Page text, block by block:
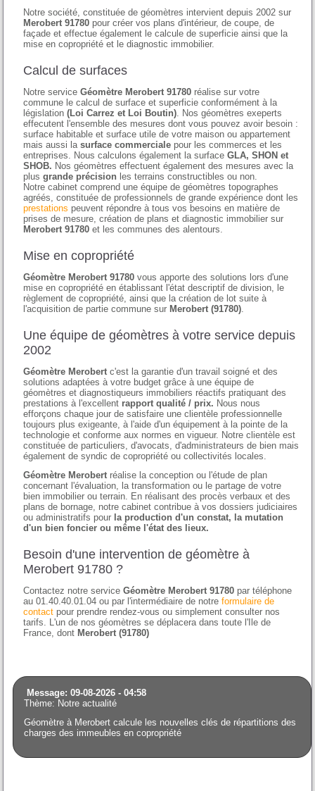
Notre société, constituée de géomètres intervient depuis 2002 sur
Merobert 91780 pour créer vos plans d'intérieur, de coupe, de
façade et effectue également le calcule de superficie ainsi que la
mise en copropriété et le diagnostic immobilier.
Calcul de surfaces
Notre serviceGéomètre Merobert 91780 réalise sur votre
commune le calcul de surface et superficie conformément à la
législation(Loi Carrez et Loi Boutin). Nos géomètres exeperts
effecutent l'ensemble des mesures dont vous pouvez avoir besoin :
surface habitable et surface utile de votre maison ou appartement
mais aussi lasurface commerciale pour les commerces et les
entreprises. Nous calculons également la surfaceGLA, SHON et
SHOB. Nos géomètres effectuent également des mesures avec la
plusgrande précision les terrains constructibles ou non.
Notre cabinet comprend une équipe de géomètres topographes
agréés, constituée de professionnels de grande expérience dont les
prestations peuvent répondre à tous vos besoins en matière de
prises de mesure, création de plans et diagnostic immobilier sur
Merobert 91780 et les communes des alentours.
Mise en copropriété
Géomètre Merobert 91780 vous apporte des solutions lors d'une
mise en copropriété en établissant l'état descriptif de division, le
règlement de copropriété, ainsi que la création de lot suite à
l'acquisition de partie commune sur Merobert (91780).
Une équipe de géomètres à votre service depuis
2002
Géomètre Merobert c'est la garantie d'un travail soigné et des
solutions adaptées à votre budget grâce à une équipe de
géomètres et diagnostiqueurs immobiliers réactifs pratiquant des
prestations à l'excellent rapport qualité / prix. Nous nous
efforçons chaque jour de satisfaire une clientèle professionnelle
toujours plus exigeante, à l'aide d'un équipement à la pointe de la
technologie et conforme aux normes en vigueur. Notre clientèle est
constituée de particuliers, d'avocats, d'administrateurs de bien mais
également de syndic de copropriété ou collectivités locales.
Géomètre Merobert réalise la conception ou l'étude de plan
concernant l'évaluation, la transformation ou le partage de votre
bien immobilier ou terrain. En réalisant des procès verbaux et des
plans de bornage, notre cabinet contribue à vos dossiers judiciaires
ou administratifs pour la production d'un constat, la mutation
d'un bien foncier ou même l'état des lieux.
Besoin d'une intervention de géomètre à
Merobert 91780 ?
Contactez notre serviceGéomètre Merobert 91780 par téléphone
au 01.40.40.01.04 ou par l'intermédiaire de notreformulaire de
contact pour prendre rendez-vous ou simplement consulter nos
tarifs. L'un de nos géomètres se déplacera dans toute l'Ile de
France, dont Merobert (91780)
Message: 09-08-2026 - 04:58
Thème: Notre actualité
Géomètre à Merobert calcule les nouvelles clés de répartitions des
charges des immeubles en copropriété